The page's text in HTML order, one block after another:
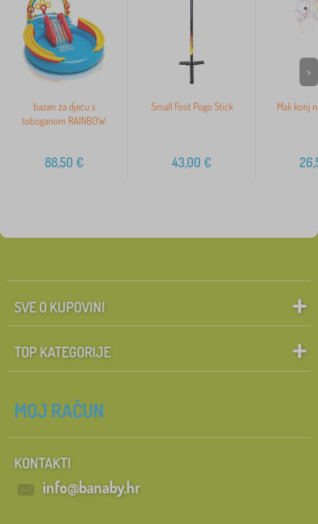
bazen za djecu s
toboganom RAINBOW
88,50 €
Small Foot Pogo Stick
43,00 €
Mali konj
>
SVE O KUPOVINI
TOP KATEGORIJE
MOJ RAČUN
KONTAKTI
info@banaby.hr